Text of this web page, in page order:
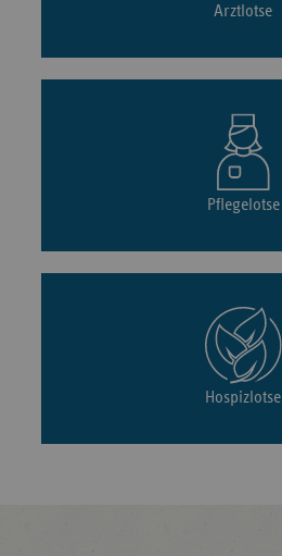
Arztlotse
Pflegelotse
Hospizlotse